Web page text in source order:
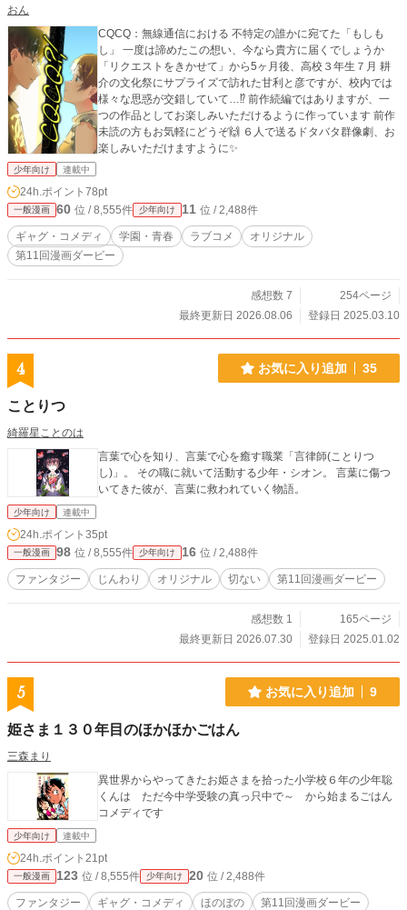
おん
CQCQ：無線通信における 不特定の誰かに宛てた「もしも
し」 一度は諦めたこの想い、今なら貴方に届くでしょうか
「リクエストをきかせて」から5ヶ月後、高校３年生７月 耕
介の文化祭にサプライズで訪れた甘利と彦ですが、校内では
様々な思惑が交錯していて…⁉︎ 前作続編ではありますが、一
つの作品としてお楽しみいただけるように作っています 前作
未読の方もお気軽にどうぞ🙌 ６人で送るドタバタ群像劇、お
楽しみいただけますように✨
少年向け 連載中
24h.ポイント 78pt
一般漫画 60 位 / 8,555件 少年向け 11 位 / 2,488件
ギャグ・コメディ 学園・青春 ラブコメ
オリジナル
第11回漫画ダービー
感想数 7
254ページ
最終更新日 2026.08.06
登録日 2025.03.10
4 お気に入り追加 35
ことりつ
綺羅星ことのは
言葉で心を知り、言葉で心を癒す職業「言律師(ことりつ
し)」。 その職に就いて活動する少年・シオン。 言葉に傷つ
いてきた彼が、言葉に救われていく物語。
少年向け 連載中
24h.ポイント 35pt
一般漫画 98 位 / 8,555件 少年向け 16 位 / 2,488件
ファンタジー じんわり オリジナル 切ない 第11回漫画ダービー
感想数 1
165ページ
最終更新日 2026.07.30
登録日 2025.01.02
5 お気に入り追加 9
姫さま１３０年目のほかほかごはん
三森まり
異世界からやってきたお姫さまを拾った小学校６年の少年聡
くんは ただ今中学受験の真っ只中で～ から始まるごはん
コメディです
少年向け 連載中
24h.ポイント 21pt
一般漫画 123 位 / 8,555件 少年向け 20 位 / 2,488件
ファンタジー ギャグ・コメディ ほのぼの
第11回漫画ダービー